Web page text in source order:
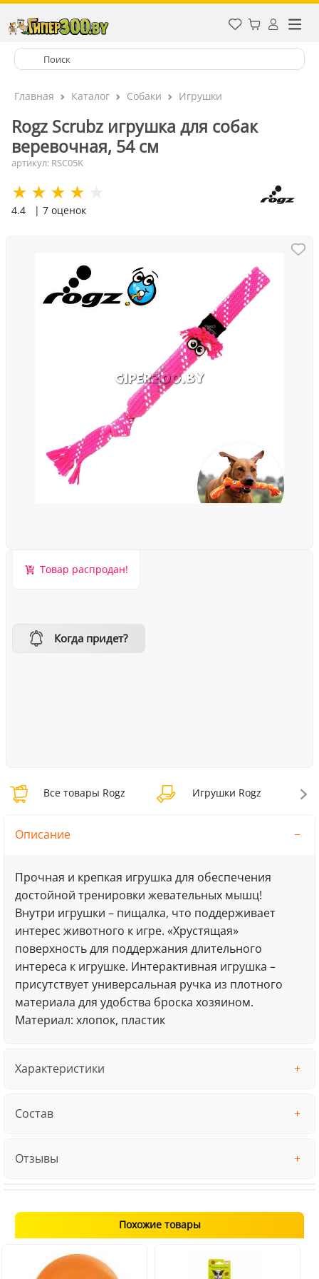
Главная Каталог Собаки Игрушки
Rogz Scrubz игрушка для собак
веревочная, 54 см
артикул: RSC05K
4.4 | 7 оценок
Товар распродан!
Когда придет?
Все товары Rogz Игрушки Rogz
Описание
Прочная и крепкая игрушка для обеспечения
достойной тренировки жевательных мышц!
Внутри игрушки – пищалка, что поддерживает
интерес животного к игре. «Хрустящая»
поверхность для поддержания длительного
интереса к игрушке. Интерактивная игрушка –
присутствует универсальная ручка из плотного
материала для удобства броска хозяином.
Материал: хлопок, пластик
Характеристики
Состав
Отзывы
Похожие товары